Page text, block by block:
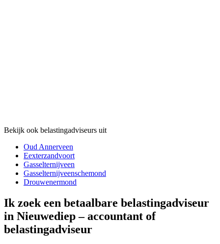
Bekijk ook belastingadviseurs uit
Oud Annerveen
Eexterzandvoort
Gasselternijveen
Gasselternijveenschemond
Drouwenermond
Ik zoek een betaalbare belastingadviseur
in Nieuwediep – accountant of
belastingadviseur